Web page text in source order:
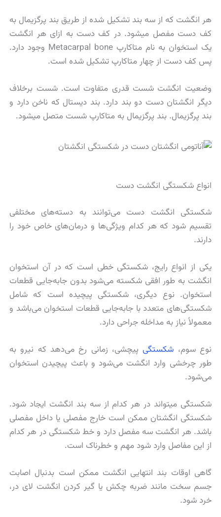
هر انگشت که از سه بند تشکیل شده از طریق بند پرگزیمال به
کف دست مفصل میشود. در کف دست به ازای هر انگشت
یک استخوان به نام متاکارپ Metacarpal bone وجود دارد.
پس کف دست از چهار متاکارپ تشکیل شده است.
وضعیت انگشت شست قدری متفاوت است. شست برخلاف
دیگر انگشتان دست دو بند دارد. بند دیستال که ناخن دارد و
بند پرگزیمال. بند پرگزیمال به متاکارپ شست متصل میشود.
انواع شکستگی انگشت دست
شکستگی انگشت دست‌ می‌توانند به دسته‌های مختلفی
تقسیم شود که هر کدام ویژگی‌ها و درمان‌های خاص خود را
دارند.
یکی از انواع رایج، شکستگی خطی است که در آن استخوان
انگشت به طور افقی شکسته می‌شود بدون جابه‌جایی قطعات
استخوان. نوع دیگری، شکستگی پیچیده است که شامل
شکستگی‌های متعدد با جابه‌جایی قطعات استخوان می‌باشد و
معمولاً نیاز به مداخله جراحی دارد.
نوع سوم، شکستگیپیچشی، زمانی رخ می‌دهد که نیرو به
طور چرخشی وارد انگشت می‌شود و باعث پیچیدن استخوان
می‌شود.
شکستگی میتواند در هر کدام از سه بند انگشت ایجاد شود.
شکستگی انگشتان ممکن است خارج مفصلی یا داخل مفصلی
باشد. هر انگشت سه مفصل دارد و خط شکستگی در هر کدام
از این مفاصل وارد شود مهم و خطرناک است.
گاهی اوقات بند انتهایی انگشت ممکن است بدنبال اصابت
جسم سخت مانند ضربه چکش یا گیر کردن انگشت لای در،
خرد شود.